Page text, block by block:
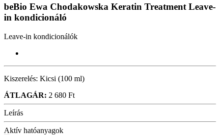
beBio Ewa Chodakowska Keratin Treatment Leave-
in kondicionáló
Leave-in kondicionálók
Kiszerelés: Kicsi (100 ml)
ÁTLAGÁR: 2 680 Ft
Leírás
Aktív hatóanyagok